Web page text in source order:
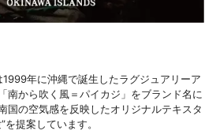
1999年に沖縄で誕生したラグジュアリーア
南から吹く風＝パイカジ」をブランド名に
国の空気感を反映したオリジナルテキスタ
提案しています。